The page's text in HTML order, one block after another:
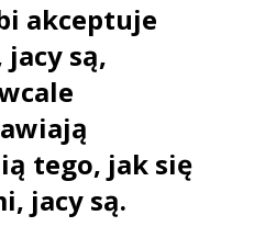
akceptuje
są,
tego, jak się
jacy są.